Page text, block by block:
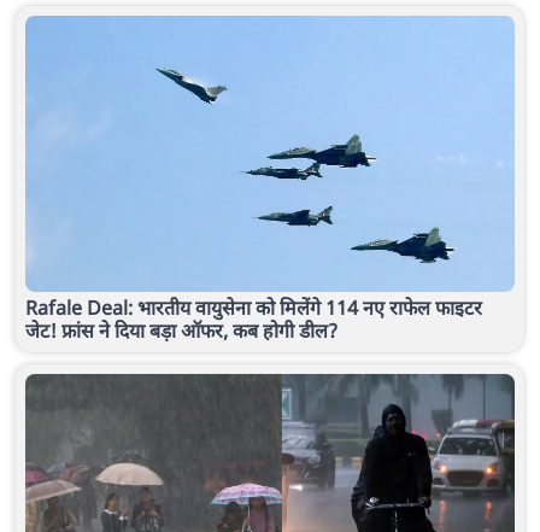
Rafale Deal: भारतीय वायुसेना को मिलेंगे 114 नए राफेल फाइटर
जेट! फ्रांस ने दिया बड़ा ऑफर, कब होगी डील?